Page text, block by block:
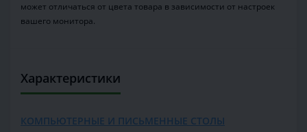
может отличаться от цвета товара в зависимости от настроек
вашего монитора.
Характеристики
КОМПЬЮТЕРНЫЕ И ПИСЬМЕННЫЕ СТОЛЫ